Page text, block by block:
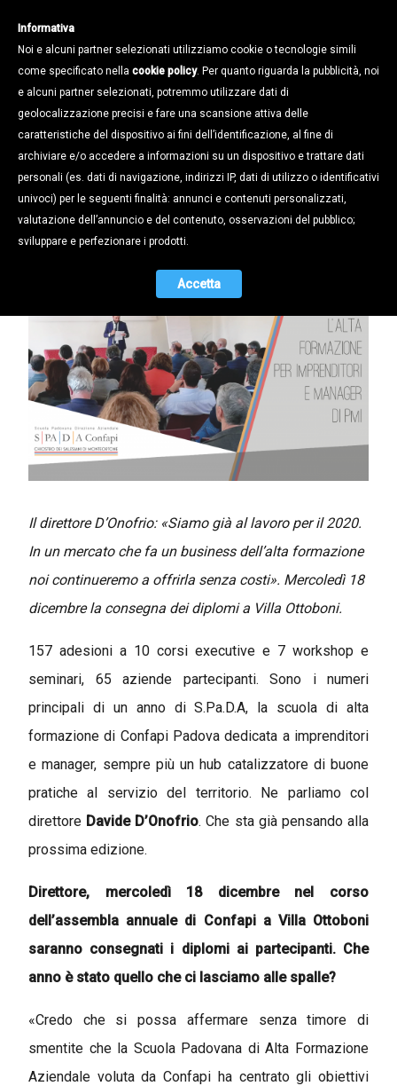
S.PA.D.A., LA SCUOLA CHE FA…
SCUOLA, HUB AL SERVIZIO DEGLI
IMPRENDITORI DEL TERRITORIO
18.11.2019
Il direttore D’Onofrio: «Siamo già al lavoro per il 2020.
In un mercato che fa un business dell’alta formazione
noi continueremo a offrirla senza costi». Mercoledì 18
dicembre la consegna dei diplomi a Villa Ottoboni.
157 adesioni a 10 corsi executive e 7 workshop e
seminari, 65 aziende partecipanti. Sono i numeri
principali di un anno di S.Pa.D.A, la scuola di alta
formazione di Confapi Padova dedicata a imprenditori
e manager, sempre più un hub catalizzatore di buone
pratiche al servizio del territorio. Ne parliamo col
direttore Davide D’Onofrio. Che sta già pensando alla
prossima edizione.
Direttore, mercoledì 18 dicembre nel corso
dell’assembla annuale di Confapi a Villa Ottoboni
saranno consegnati i diplomi ai partecipanti. Che
anno è stato quello che ci lasciamo alle spalle?
«Credo che si possa affermare senza timore di
smentite che la Scuola Padovana di Alta Formazione
Aziendale voluta da Confapi ha centrato gli obiettivi
Informativa
Noi e alcuni partner selezionati utilizziamo cookie o tecnologie simili
come specificato nella cookie policy. Per quanto riguarda la pubblicità, noi
e alcuni partner selezionati, potremmo utilizzare dati di
geolocalizzazione precisi e fare una scansione attiva delle
caratteristiche del dispositivo ai fini dell’identificazione, al fine di
archiviare e/o accedere a informazioni su un dispositivo e trattare dati
personali (es. dati di navigazione, indirizzi IP, dati di utilizzo o identificativi
univoci) per le seguenti finalità: annunci e contenuti personalizzati,
valutazione dell’annuncio e del contenuto, osservazioni del pubblico;
sviluppare e perfezionare i prodotti.
Accetta